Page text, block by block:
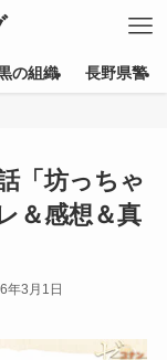
の組織 長野県警
「坊っちゃ
＆感想＆真
年3月1日